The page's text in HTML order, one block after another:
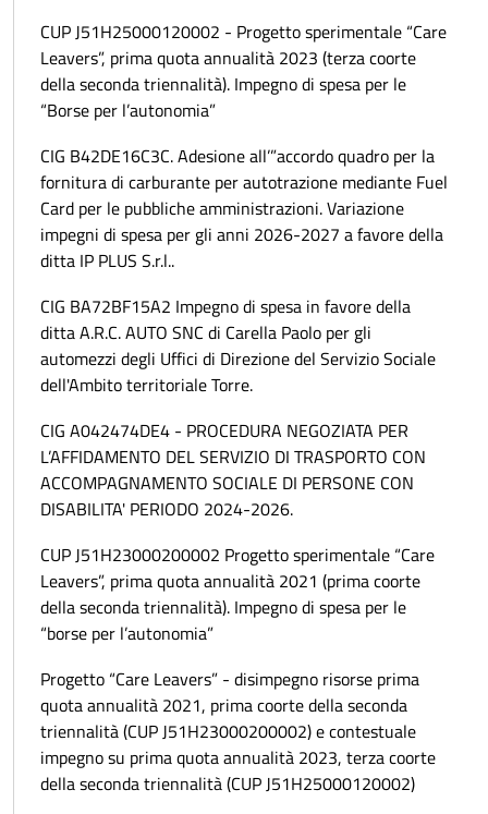
CUP J51H25000120002 - Progetto sperimentale “Care
Leavers”, prima quota annualità 2023 (terza coorte
della seconda triennalità). Impegno di spesa per le
“Borse per l’autonomia”
CIG B42DE16C3C. Adesione all’”accordo quadro per la
fornitura di carburante per autotrazione mediante Fuel
Card per le pubbliche amministrazioni. Variazione
impegni di spesa per gli anni 2026-2027 a favore della
ditta IP PLUS S.r.l..
CIG BA72BF15A2 Impegno di spesa in favore della
ditta A.R.C. AUTO SNC di Carella Paolo per gli
automezzi degli Uffici di Direzione del Servizio Sociale
dell'Ambito territoriale Torre.
CIG A042474DE4 - PROCEDURA NEGOZIATA PER
L’AFFIDAMENTO DEL SERVIZIO DI TRASPORTO CON
ACCOMPAGNAMENTO SOCIALE DI PERSONE CON
DISABILITA' PERIODO 2024-2026.
CUP J51H23000200002 Progetto sperimentale “Care
Leavers”, prima quota annualità 2021 (prima coorte
della seconda triennalità). Impegno di spesa per le
“borse per l’autonomia”
Progetto “Care Leavers” - disimpegno risorse prima
quota annualità 2021, prima coorte della seconda
triennalità (CUP J51H23000200002) e contestuale
impegno su prima quota annualità 2023, terza coorte
della seconda triennalità (CUP J51H25000120002)